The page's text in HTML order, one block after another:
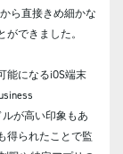
ら直接きめ細かな
できました。
能になるiOS端末
が高い印象もあ
得られたことで監